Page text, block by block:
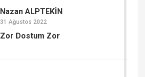
Nazan ALPTEKİN
31 Ağustos 2022
Zor Dostum Zor